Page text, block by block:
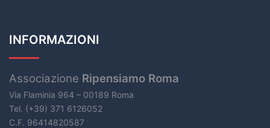
INFORMAZIONI
Associazione Ripensiamo Roma
Via Flaminia 964 – 00189 Roma
Tel. (+39) 371 6126052
C.F. 96414820587